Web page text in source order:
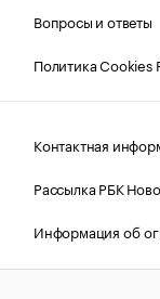
Вопросы и ответы
Политика Cookies
Контактная
Рассылка РБК
Информация об
Правовая